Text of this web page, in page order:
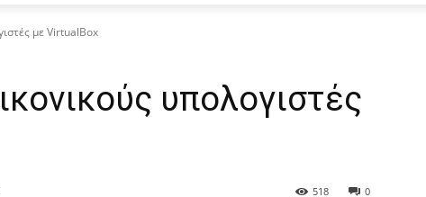
με VirtualBox
υπολογιστές
0
518